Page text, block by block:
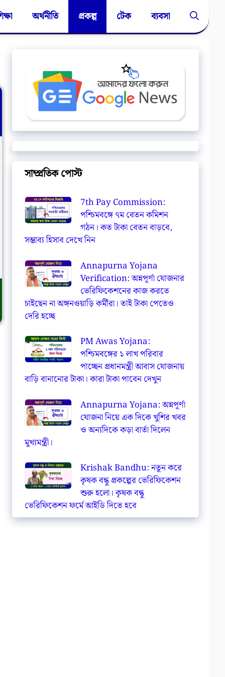
অর্থনীতি প্রকল্প টেক ব্যবসা
সাম্প্রতিক পোস্ট
7th Pay Commission:
পশ্চিমবঙ্গে ৭ম বেতন কমিশন
গঠন। কত টাকা বেতন বাড়বে,
সম্ভাব্য হিসাব দেখে নিন
Annapurna Yojana
Verification: অন্নপূর্ণা যোজনার
ভেরিফিকেশনের কাজ করতে
চাইছেন না অঙ্গনওয়াড়ি কর্মীরা। তাই টাকা পেতেও
দেরি হচ্ছে
PM Awas Yojana:
পশ্চিমবঙ্গের ১ লাখ পরিবার
পাচ্ছেন প্রধানমন্ত্রী আবাস যোজনায়
বাড়ি বানানোর টাকা। কারা টাকা পাবেন দেখুন
Annapurna Yojana: অন্নপূর্ণা
যোজনা নিয়ে এক দিকে খুশির খবর
ও অন্যদিকে কড়া বার্তা দিলেন
মুখ্যমন্ত্রী।
Krishak Bandhu: নতুন করে
কৃষক বন্ধু প্রকল্পের ভেরিফিকেশন
শুরু হলো। কৃষক বন্ধু
ভেরিফিকেশন ফর্মে আইডি দিতে হবে